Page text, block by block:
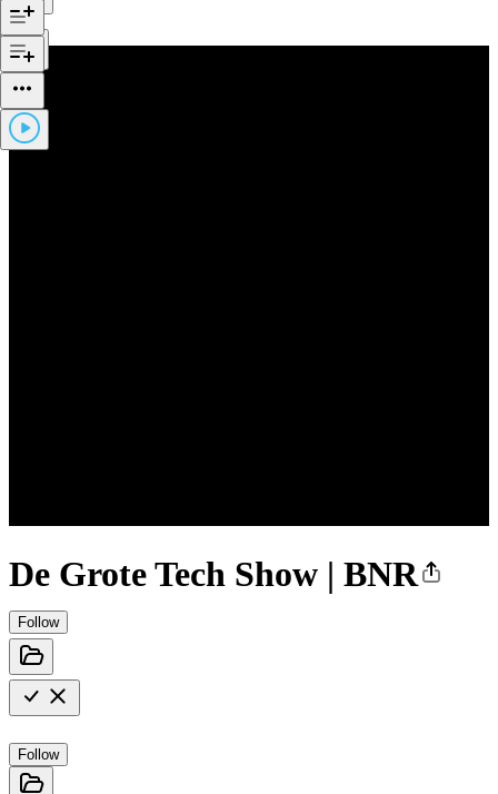
De Grote Tech Show | BNR
Follow
Follow